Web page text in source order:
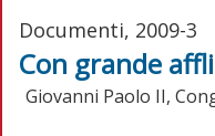
Documenti, 2009-3
Con grande
Giovanni Paolo II,